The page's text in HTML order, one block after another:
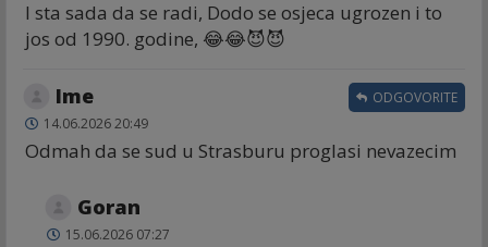
I sta sada da se radi, Dodo se osjeca ugrozen i to
jos od 1990. godine, 😂😂😈😈
Ime
14.06.2026 20:49
Odmah da se sud u Strasburu proglasi nevazecim
ODGOVORITE
Goran
15.06.2026 07:27